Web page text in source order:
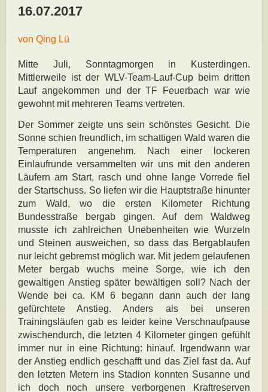
16.07.2017
von Qing Lü
Mitte Juli, Sonntagmorgen in Kusterdingen.
Mittlerweile ist der WLV-Team-Lauf-Cup beim dritten
Lauf angekommen und der TF Feuerbach war wie
gewohnt mit mehreren Teams vertreten.
Der Sommer zeigte uns sein schönstes Gesicht. Die
Sonne schien freundlich, im schattigen Wald waren die
Temperaturen angenehm. Nach einer lockeren
Einlaufrunde versammelten wir uns mit den anderen
Läufern am Start, rasch und ohne lange Vorrede fiel
der Startschuss. So liefen wir die Hauptstraße hinunter
zum Wald, wo die ersten Kilometer Richtung
Bundesstraße bergab gingen. Auf dem Waldweg
musste ich zahlreichen Unebenheiten wie Wurzeln
und Steinen ausweichen, so dass das Bergablaufen
nur leicht gebremst möglich war. Mit jedem gelaufenen
Meter bergab wuchs meine Sorge, wie ich den
gewaltigen Anstieg später bewältigen soll? Nach der
Wende bei ca. KM 6 begann dann auch der lang
gefürchtete Anstieg. Anders als bei unseren
Trainingsläufen gab es leider keine Verschnaufpause
zwischendurch, die letzten 4 Kilometer gingen gefühlt
immer nur in eine Richtung: hinauf. Irgendwann war
der Anstieg endlich geschafft und das Ziel fast da. Auf
den letzten Metern ins Stadion konnten Susanne und
ich doch noch unsere verborgenen Kraftreserven